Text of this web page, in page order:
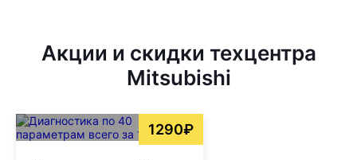
Акции и скидки техцентра
Mitsubishi
1290₽